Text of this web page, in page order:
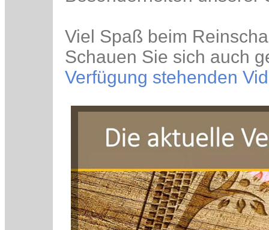
Viel Spaß beim
Schauen Sie sich auch
Verfügung stehenden